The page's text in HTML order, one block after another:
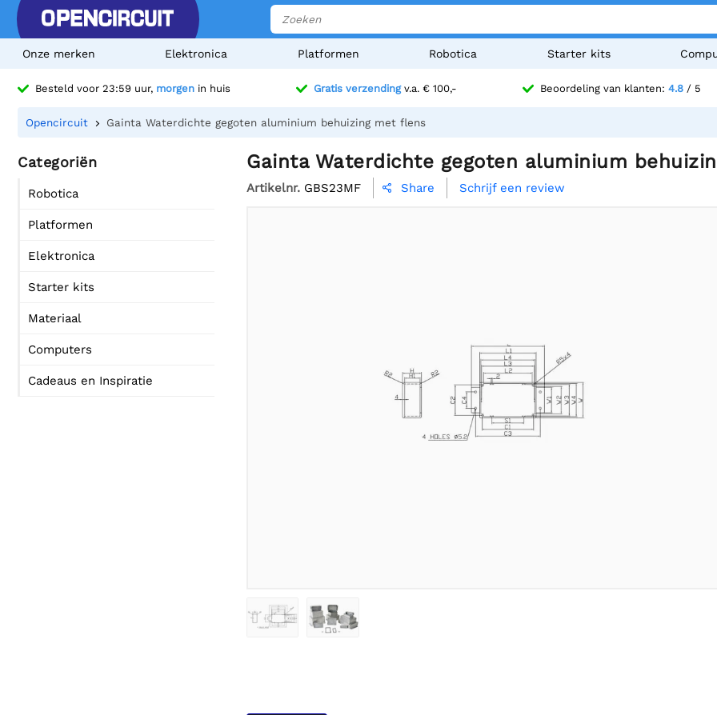
Onze merken Elektronica Platformen Robotica Starter kits
Besteld voor 23:59 uur, morgen in huis Gratis verzendingv.a. € 100,- Beoordeling van klanten: 4.8/ 5
Opencircuit Gainta Waterdichte gegoten aluminium behuizing met flens
Categoriën
Robotica
Platformen
Elektronica
Starter kits
Materiaal
Computers
Cadeaus en Inspiratie
Gainta Waterdichte gegoten aluminium
Artikelnr. GBS23MF  Share Schrijf een review